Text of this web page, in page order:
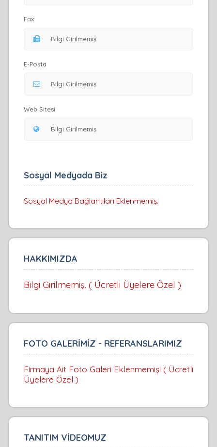
Fax
E-Posta
Web Sitesi
Sosyal Medyada Biz
Sosyal Medya Bağlantıları Eklenmemiş.
HAKKIMIZDA
Bilgi Girilmemiş. ( Ücretli Üyelere Özel )
FOTO GALERİMİZ - REFERANSLARIMIZ
Firmaya Ait Foto Galeri Eklenmemiş! ( Ücretli
Üyelere Özel )
TANITIM VİDEOMUZ